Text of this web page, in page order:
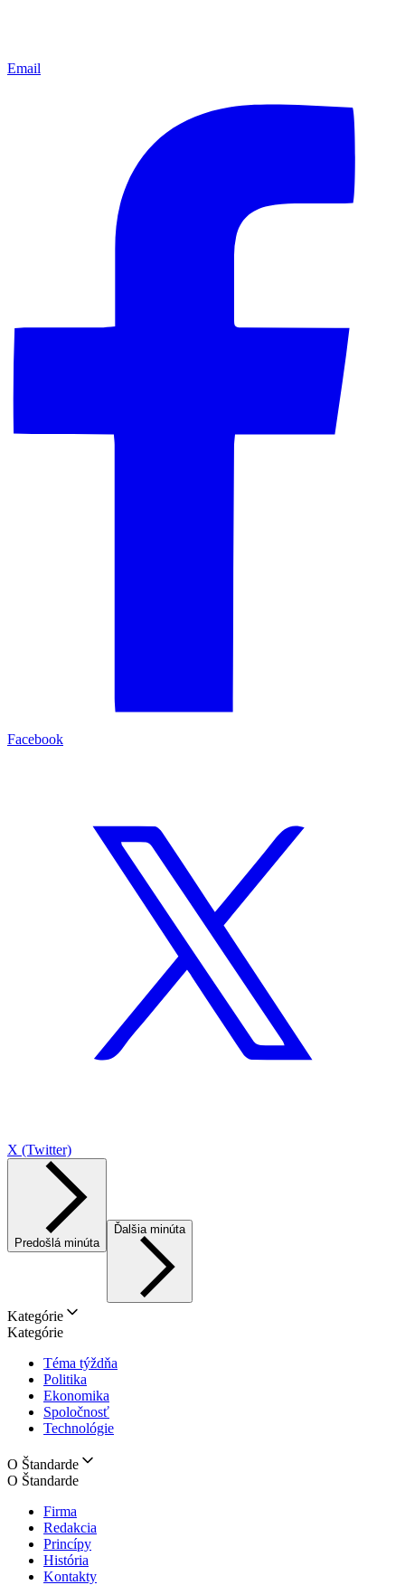
Email
Facebook
X (Twitter)
Predošlá minúta
Ďalšia minúta
Kategórie
Kategórie
Téma týždňa
Politika
Ekonomika
Spoločnosť
Technológie
O Štandarde
O Štandarde
Firma
Redakcia
Princípy
História
Kontakty